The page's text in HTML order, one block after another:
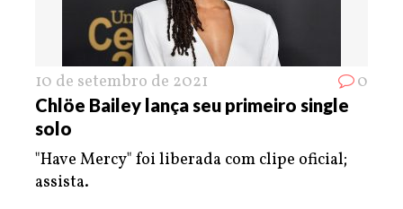
10 de setembro de 2021 0
Chlöe Bailey lança seu primeiro single
solo
"Have Mercy" foi liberada com clipe oficial;
assista.